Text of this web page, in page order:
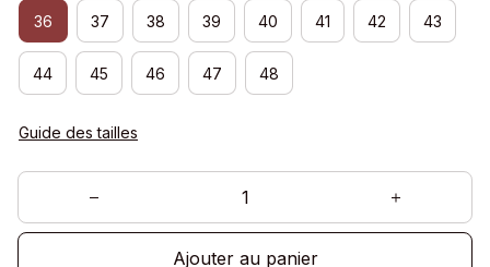
36 37 38 39 40 41 42 43
44 45 46 47 48
Guide des tailles
Ajouter au panier